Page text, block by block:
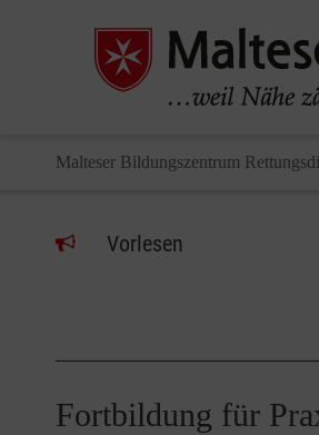
Malteser Bildungszentrum
Vorlesen
Fortbildung für